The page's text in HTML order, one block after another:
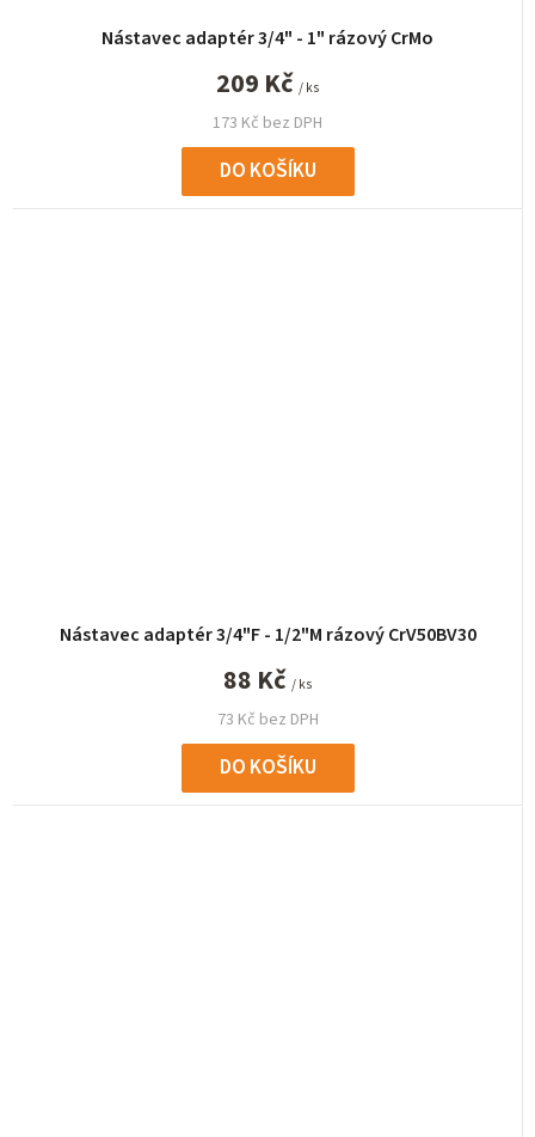
Nástavec adaptér 3/4" - 1" rázový CrMo
173 Kč bez DPH
209 Kč / ks
DO KOŠÍKU
Nástavec adaptér 3/4"F - 1/2"M rázový CrV50BV30
73 Kč bez DPH
88 Kč / ks
DO KOŠÍKU